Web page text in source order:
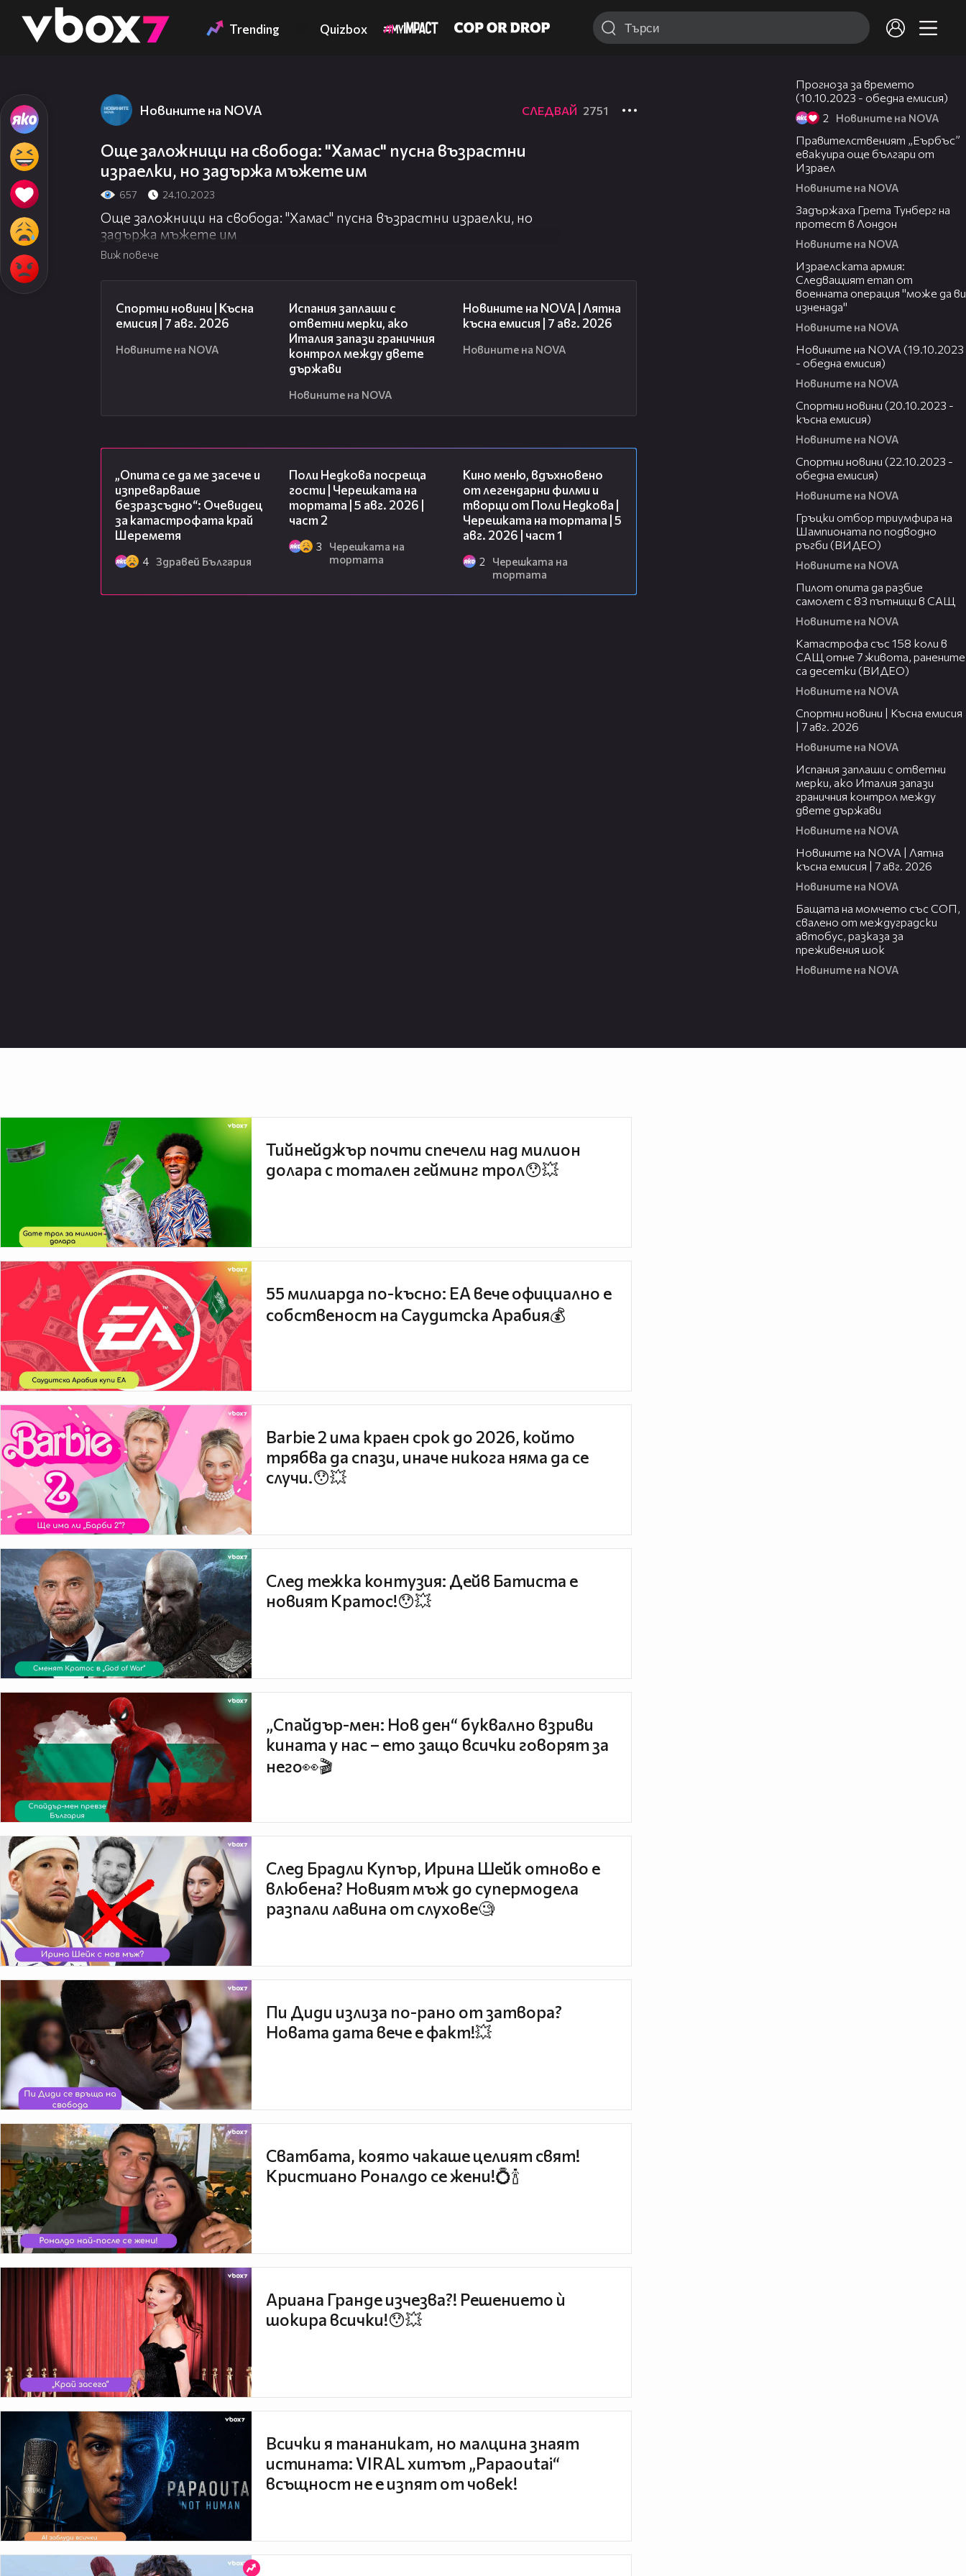
👾 Trending Quizbox
Новините на NOVA СЛЕДВАЙ 2751
Още заложници на свобода: "Хамас" пусна възрастни
израелки, но задържа мъжете им
657 24.10.2023
Още заложници на свобода: "Хамас" пусна възрастни израелки, но
задържа мъжете им
Виж повече
Спортни новини | Късна
емисия | 7 авг. 2026
Новините на NOVA
Испания заплаши с
ответни мерки, ако
Италия запази граничния
контрол между двете
държави
Новините на NOVA
Новините на NOVA | Лятна
късна емисия | 7 авг. 2026
Новините на NOVA
„Опита се да ме засече и
изпреварваше
безразсъдно“: Очевидец
за катастрофата край
Шереметя
4 Здравей България
Поли Недкова посреща
гости | Черешката на
тортата | 5 авг. 2026 |
част 2
3
Черешката на
тортата
Кино меню, вдъхновено
от легендарни филми и
творци от Поли Недкова |
Черешката на тортата | 5
авг. 2026 | част 1
2
Черешката на
тортата
Прогноза за времето
(10.10.2023 - обедна емисия)
2 Новините на NOVA
Правителственият „Еърбъс”
евакуира още българи от
Израел
Новините на NOVA
Задържаха Грета Тунберг на
протест в Лондон
Новините на NOVA
Израелската армия:
Следващият етап от
военната операция "може да ви
изненада"
Новините на NOVA
Новините на NOVA (19.10.2023
- обедна емисия)
Новините на NOVA
Спортни новини (20.10.2023 -
късна емисия)
Новините на NOVA
Спортни новини (22.10.2023 -
обедна емисия)
Новините на NOVA
Гръцки отбор триумфира на
Шампионата по подводно
ръгби (ВИДЕО)
Новините на NOVA
Пилот опита да разбие
самолет с 83 пътници в САЩ
Новините на NOVA
Катастрофа със 158 коли в
САЩ отне 7 живота, ранените
са десетки (ВИДЕО)
Новините на NOVA
Спортни новини | Късна емисия
| 7 авг. 2026
Новините на NOVA
Испания заплаши с ответни
мерки, ако Италия запази
граничния контрол между
двете държави
Новините на NOVA
Новините на NOVA | Лятна
късна емисия | 7 авг. 2026
Новините на NOVA
Бащата на момчето със СОП,
свалено от междуградски
автобус, разказа за
преживения шок
Новините на NOVA
Тийнейджър почти спечели над милион
долара с тотален гейминг трол😯💥
55 милиарда по-късно: EA вече официално е
собственост на Саудитска Арабия💰
Barbie 2 има краен срок до 2026, който
трябва да спази, иначе никога няма да се
случи.😯💥
След тежка контузия: Дейв Батиста е
новият Кратос!😯💥
„Спайдър-мен: Нов ден“ буквално взриви
кината у нас – ето защо всички говорят за
него👀🎬
След Брадли Купър, Ирина Шейк отново е
влюбена? Новият мъж до супермодела
разпали лавина от слухове🧐
Пи Диди излиза по-рано от затвора?
Новата дата вече е факт!💥
Сватбата, която чакаше целият свят!
Кристиано Роналдо се жени!💍🍾
Ариана Гранде изчезва?! Решението ѝ
шокира всички!😯💥
Всички я тананикат, но малцина знаят
истината: VIRAL хитът „Papaoutai“
всъщност не е изпят от човек!